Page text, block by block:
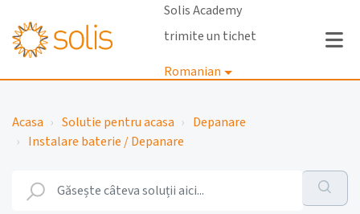
Solis Academy
trimite un tichet
Romanian
Autentificare
Acasa Solutie pentru acasa
Depanare
Instalare baterie / Depanare